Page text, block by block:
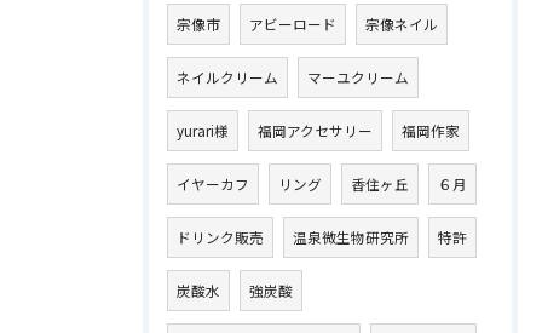
宗像市 アビーロード 宗像ネイル
ネイルクリーム マーユクリーム
yurari様 福岡アクセサリー 福岡作家
イヤーカフ リング 香住ヶ丘 ６月
ドリンク販売 温泉微生物研究所 特許
炭酸水 強炭酸